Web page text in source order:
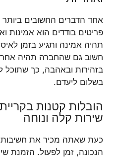
אחד הדברים החשובים
פריטים בודדים הוא אמינות
תהיה אמינה ותגיע בזמן
חשוב גם שהחברה תהיה
בזהירות ובאהבה, כך שתוכל
בשלום ליעדם.
הובלות קטנות
שירות קלה ונוחה
כעת שאתה מכיר את
הנכונה, זמן לפעול. הזמנת